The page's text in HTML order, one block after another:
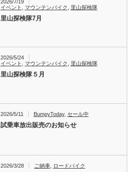
2026/7/19
イベント
マウンテンバイク 里山探検隊
里山探検隊7月
2026/5/24
イベント
マウンテンバイク 里山探検隊
里山探検隊５月
2026/5/11 BumpyToday, セール中
試乗車放出販売のお知らせ
2026/3/28 ご納車, ロードバイク